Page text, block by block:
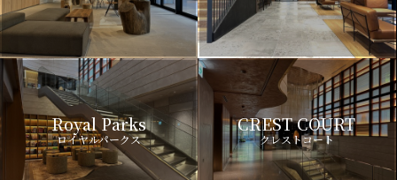
Royal Parks
ロイヤルパークス
CREST COURT
クレストコート